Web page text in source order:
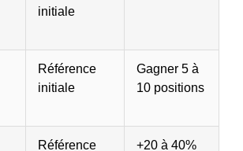
initiale
Référence
initiale
Gagner 5 à
10 positions
Référence
+20 à 40%